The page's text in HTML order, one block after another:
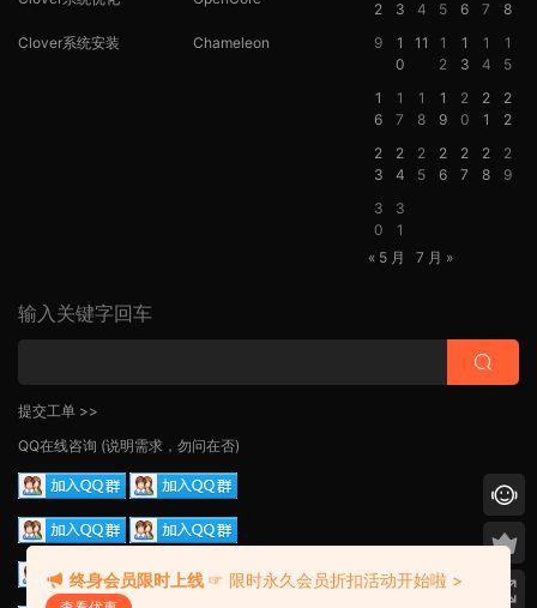
Clover系统安装 Chameleon
2
3 4 5 6 7
8
9
1
0
11
1
2
1
3
1
4
1
5
1
6
1
7
1
8
1
9
2
0
2
1
2
2
2
3
2
4
2
5
2
6
2
7
2
8
2
9
3
0
3
1
« 5 月
7 月 »
输入关键字回车
提交工单 >>
QQ在线咨询 (说明需求，勿问在否)
终身会员限时上线 ☞ 限时永久会员折扣活动开始啦 >